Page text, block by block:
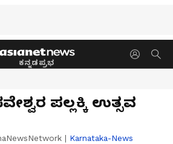
ಕನ್ನಡಪ್ರಭ
ಪಲ್ಲಕ್ಕಿ ಉತ್ಸವ
| Karnataka-News